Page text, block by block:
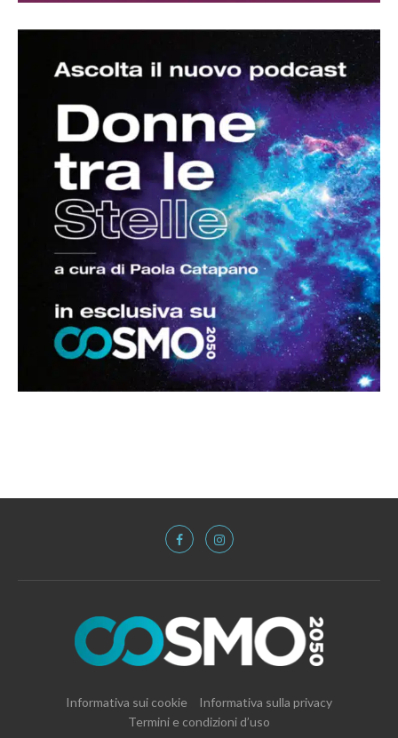
Informativa sui cookie
Informativa sulla privacy
Termini e condizioni d’uso